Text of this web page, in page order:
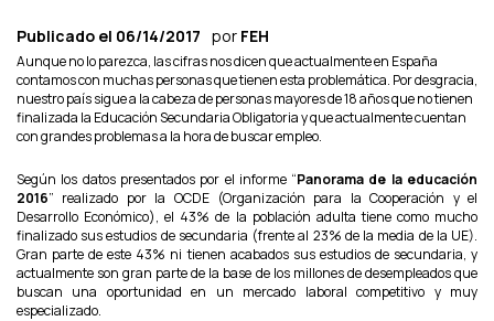
Publicado el 06/14/2017 por FEH
Aunque no lo parezca, las cifras nos dicen que actualmente en España
contamos con muchas personas que tienen esta problemática. Por desgracia,
nuestro país sigue a la cabeza de personas mayores de 18 años que no tienen
finalizada la Educación Secundaria Obligatoria y que actualmente cuentan
con grandes problemas a la hora de buscar empleo.
Según los datos presentados por el informe “Panorama de la educación
2016” realizado por la OCDE (Organización para la Cooperación y el
Desarrollo Económico), el 43% de la población adulta tiene como mucho
finalizado sus estudios de secundaria (frente al 23% de la media de la UE).
Gran parte de este 43% ni tienen acabados sus estudios de secundaria, y
actualmente son gran parte de la base de los millones de desempleados que
buscan una oportunidad en un mercado laboral competitivo y muy
especializado.